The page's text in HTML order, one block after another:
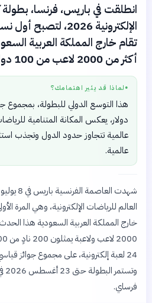
انطلقت في باريس، فرنسا،
الإلكترونية 2026،
تقام خارج المملكة العربية
أكثر من 2000 لاعب من 100 دولة.
● لماذا قد يثير اهتمامك؟
دولار، يعكس المكانة المتنامية
عالمية تتجاوز حدود الدول وتجذب
عالمية.
العالم للرياضات الإلكترونية، وهي المرة
خارج المملكة العربية السعودية هذا
فرساي.